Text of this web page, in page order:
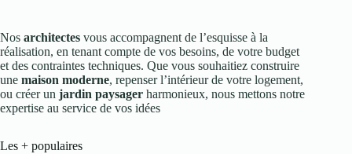
Nos architectes vous accompagnent de l’esquisse à la
réalisation, en tenant compte de vos besoins, de votre budget
et des contraintes techniques. Que vous souhaitiez construire
une maison moderne, repenser l’intérieur de votre logement,
ou créer un jardin paysager harmonieux, nous mettons notre
expertise au service de vos idées
Les + populaires